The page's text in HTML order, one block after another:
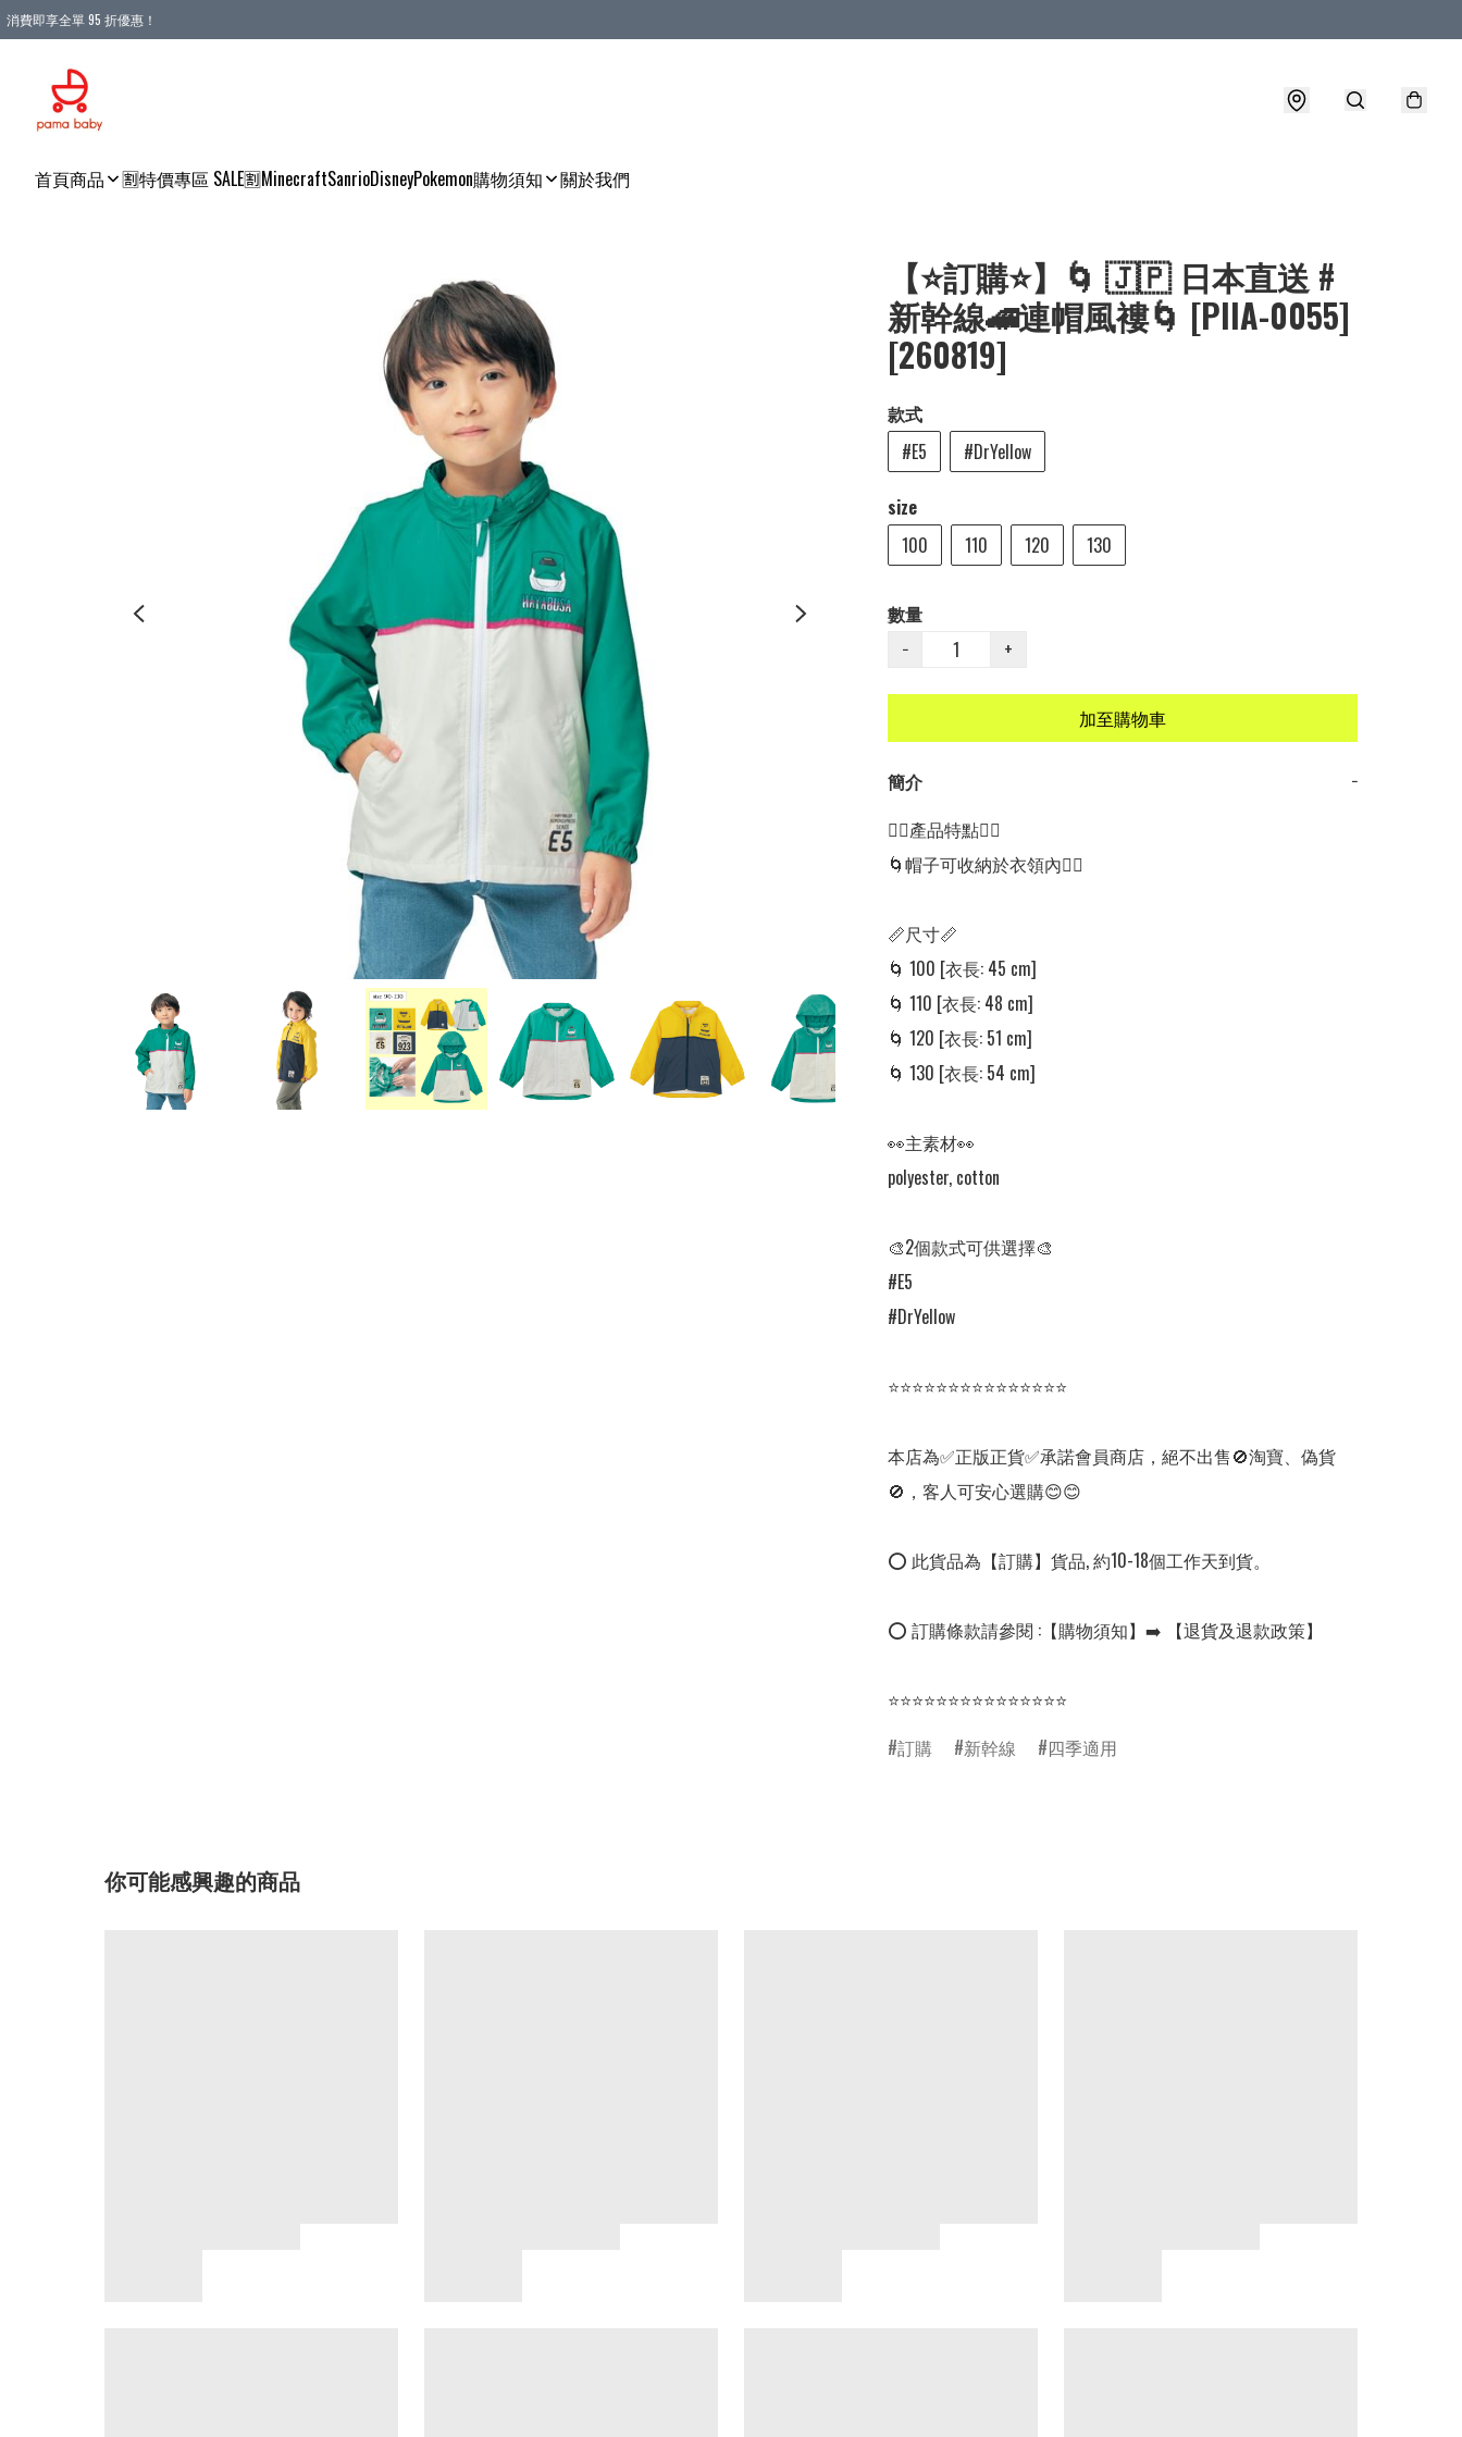
消費即享全單 95 折優惠！
首頁商品 🈹特價專區 SALE🈹MinecraftSanrioDisneyPokemon購物須知 關於我們
【⭐訂購⭐】🌀 🇯🇵 日本直送 #
新幹線🚄連帽風褸🌀 [PIIA-0055]
[260819]
款式
#E5
#DrYellow
size
100
110 120 130
數量
−
+
加至購物車
簡介
−
👍🏻產品特點👍🏻
🌀帽子可收納於衣領內👍🏼
📏尺寸📏
🌀 100 [衣長: 45 cm]
🌀 110 [衣長: 48 cm]
🌀 120 [衣長: 51 cm]
🌀 130 [衣長: 54 cm]
👀主素材👀
polyester, cotton
🎨2個款式可供選擇🎨
#E5
#DrYellow
⭐⭐⭐⭐⭐⭐⭐⭐⭐⭐⭐⭐⭐⭐⭐
本店為✅正版正貨✅承諾會員商店，絕不出售🚫淘寶、偽貨
🚫，客人可安心選購😊😊
⭕ 此貨品為【訂購】貨品, 約10-18個工作天到貨。
⭕ 訂購條款請參閱 :【購物須知】➡️ 【退貨及退款政策】
⭐⭐⭐⭐⭐⭐⭐⭐⭐⭐⭐⭐⭐⭐⭐
訂購
新幹線 四季適用
你可能感興趣的商品